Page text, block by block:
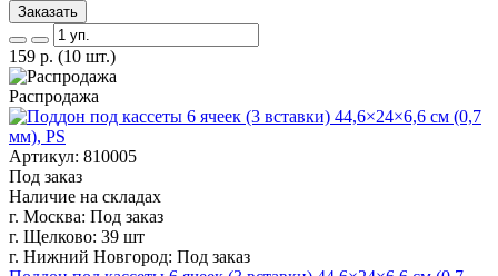
Заказать
159 р. (10 шт.)
Распродажа
Артикул: 810005
Под заказ
Наличие на складах
г. Москва: Под заказ
г. Щелково: 39 шт
г. Нижний Новгород: Под заказ